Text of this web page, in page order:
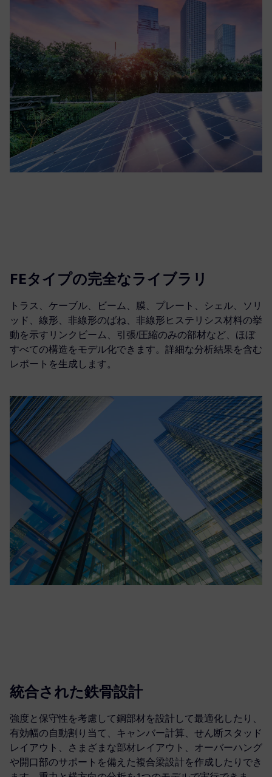
FEタイプの完全なライブラリ
トラス、ケーブル、ビーム、膜、プレート、シェル、ソリ
ッド、線形、非線形のばね、非線形ヒステリシス材料の挙
動を示すリンクビーム、引張/圧縮のみの部材など、ほぼ
すべての構造をモデル化できます。詳細な分析結果を含む
レポートを生成します。
統合された鉄骨設計
強度と保守性を考慮して鋼部材を設計して最適化したり、
有効幅の自動割り当て、キャンバー計算、せん断スタッド
レイアウト、さまざまな部材レイアウト、オーバーハング
や開口部のサポートを備えた複合梁設計を作成したりでき